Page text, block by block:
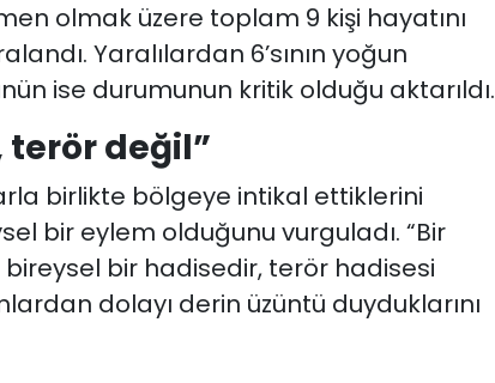
olmak üzere toplam 9 kişi hayatını
Yaralılardan 6’sının yoğun
ise durumunun kritik olduğu aktarıldı.
terör değil”
birlikte bölgeye intikal ettiklerini
bir eylem olduğunu vurguladı. “Bir
bir hadisedir, terör hadisesi
dolayı derin üzüntü duyduklarını